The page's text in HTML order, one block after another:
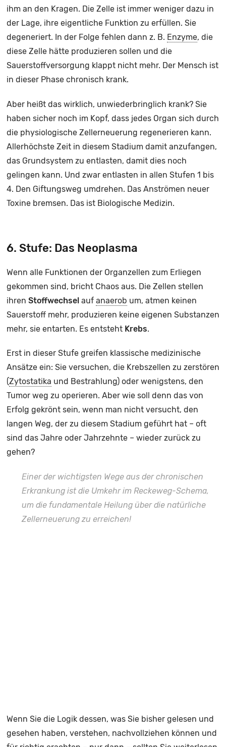
ihm an den Kragen. Die Zelle ist immer weniger dazu in
der Lage, ihre eigentliche Funktion zu erfüllen. Sie
degeneriert. In der Folge fehlen dann z. B. Enzyme, die
diese Zelle hätte produzieren sollen und die
Sauerstoffversorgung klappt nicht mehr. Der Mensch ist
in dieser Phase chronisch krank.
Aber heißt das wirklich, unwiederbringlich krank? Sie
haben sicher noch im Kopf, dass jedes Organ sich durch
die physiologische Zellerneuerung regenerieren kann.
Allerhöchste Zeit in diesem Stadium damit anzufangen,
das Grundsystem zu entlasten, damit dies noch
gelingen kann. Und zwar entlasten in allen Stufen 1 bis
4. Den Giftungsweg umdrehen. Das Anströmen neuer
Toxine bremsen. Das ist Biologische Medizin.
6. Stufe: Das Neoplasma
Wenn alle Funktionen der Organzellen zum Erliegen
gekommen sind, bricht Chaos aus. Die Zellen stellen
ihren Stoffwechsel auf anaerob um, atmen keinen
Sauerstoff mehr, produzieren keine eigenen Substanzen
mehr, sie entarten. Es entsteht Krebs.
Erst in dieser Stufe greifen klassische medizinische
Ansätze ein: Sie versuchen, die Krebszellen zu zerstören
(Zytostatika und Bestrahlung) oder wenigstens, den
Tumor weg zu operieren. Aber wie soll denn das von
Erfolg gekrönt sein, wenn man nicht versucht, den
langen Weg, der zu diesem Stadium geführt hat – oft
sind das Jahre oder Jahrzehnte – wieder zurück zu
gehen?
Einer der wichtigsten Wege aus der chronischen
Erkrankung ist die Umkehr im Reckeweg-Schema,
um die fundamentale Heilung über die natürliche
Zellerneuerung zu erreichen!
Wenn Sie die Logik dessen, was Sie bisher gelesen und
gesehen haben, verstehen, nachvollziehen können und